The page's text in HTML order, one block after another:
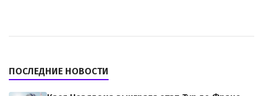
ПОСЛЕДНИЕ НОВОСТИ